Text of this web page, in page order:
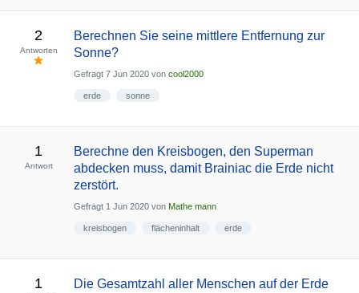
2
Antworten
Berechnen Sie seine mittlere Entfernung zur
Sonne?
Gefragt 7 Jun 2020 von cool2000
erde sonne
1
Antwort
Berechne den Kreisbogen, den Superman
abdecken muss, damit Brainiac die Erde nicht
zerstört.
Gefragt 1 Jun 2020 von Mathe mann
kreisbogen flächeninhalt erde
1 Die Gesamtzahl aller Menschen auf der Erde